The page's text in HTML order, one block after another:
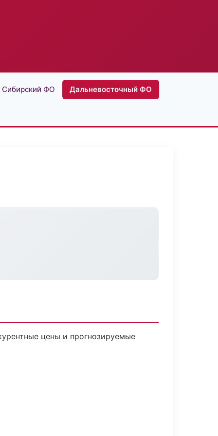
Сибирский ФО Дальневосточный ФО
цены и прогнозируемые